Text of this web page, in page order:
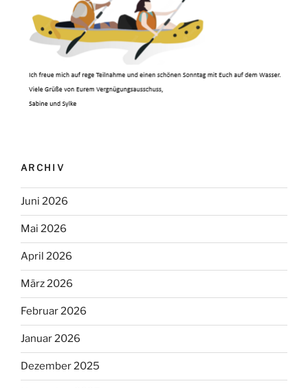
ARCHIV
Juni 2026
Mai 2026
April 2026
März 2026
Februar 2026
Januar 2026
Dezember 2025